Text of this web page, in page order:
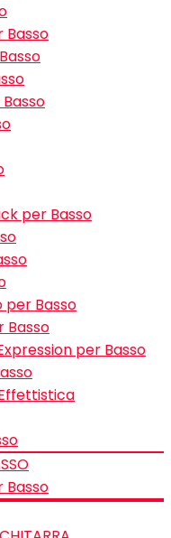
Basso
per Basso
per Basso
Basso
per Basso
Basso